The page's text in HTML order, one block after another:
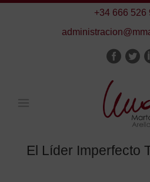
+34 666 526
El Líder Imperfecto